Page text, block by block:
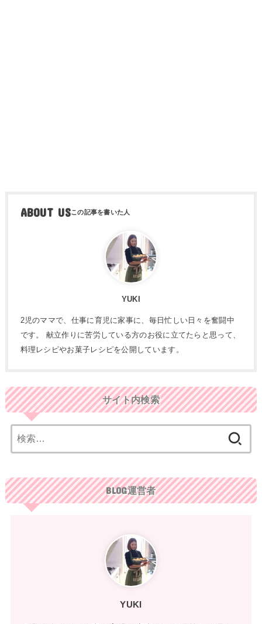
ABOUT US
YUKI
2児のママで、仕事に育児に家事に、毎日忙しい日々を奮闘中
です。 献立作りに苦労している方のお役に立てたらと思って、
料理レシピやお菓子レシピを公開しています。
サイト内検索
索:
BLOG運営者
YUKI